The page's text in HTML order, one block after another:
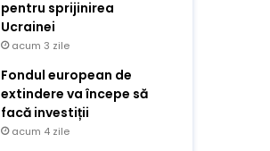
pentru sprijinirea
Ucrainei
acum 3 zile
Fondul european de
extindere va începe să
facă investiții
acum 4 zile